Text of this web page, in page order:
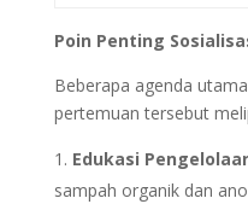
Poin Penting
Beberapa agenda
pertemuan tersebut
Edukasi
sampah organik dan